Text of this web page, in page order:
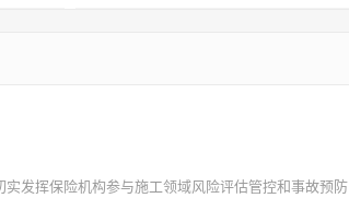
发挥保险机构参与施工领域风险评估管控和事故预防